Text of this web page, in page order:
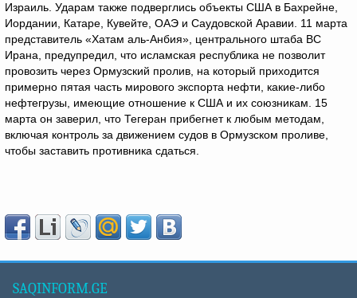
Израиль. Ударам также подверглись объекты США в Бахрейне,
Иордании, Катаре, Кувейте, ОАЭ и Саудовской Аравии. 11 марта
представитель «Хатам аль-Анбия», центрального штаба ВС
Ирана, предупредил, что исламская республика не позволит
провозить через Ормузский пролив, на который приходится
примерно пятая часть мирового экспорта нефти, какие-либо
нефтегрузы, имеющие отношение к США и их союзникам. 15
марта он заверил, что Тегеран прибегнет к любым методам,
включая контроль за движением судов в Ормузском проливе,
чтобы заставить противника сдаться.
SAQINFORM.GE